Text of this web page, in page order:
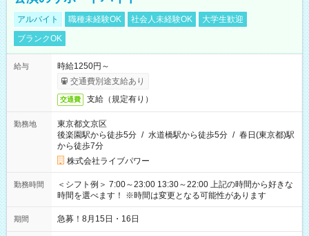
アルバイト 職種未経験OK 社会人未経験OK
大学生歓迎
ブランクOK
給与
時給1250円～
交通費別途支給あり
交通費 支給（規定有り）
勤務地
東京都文京区
後楽園駅から徒歩5分 / 水道橋駅から徒歩5分 / 春日(東京都)駅
から徒歩7分
株式会社ライブパワー
勤務時間
＜シフト例＞ 7:00～23:00 13:30～22:00 上記の時間から好きな
時間を選べます！ ※時間は変更となる可能性があります
期間 急募！8月15日・16日